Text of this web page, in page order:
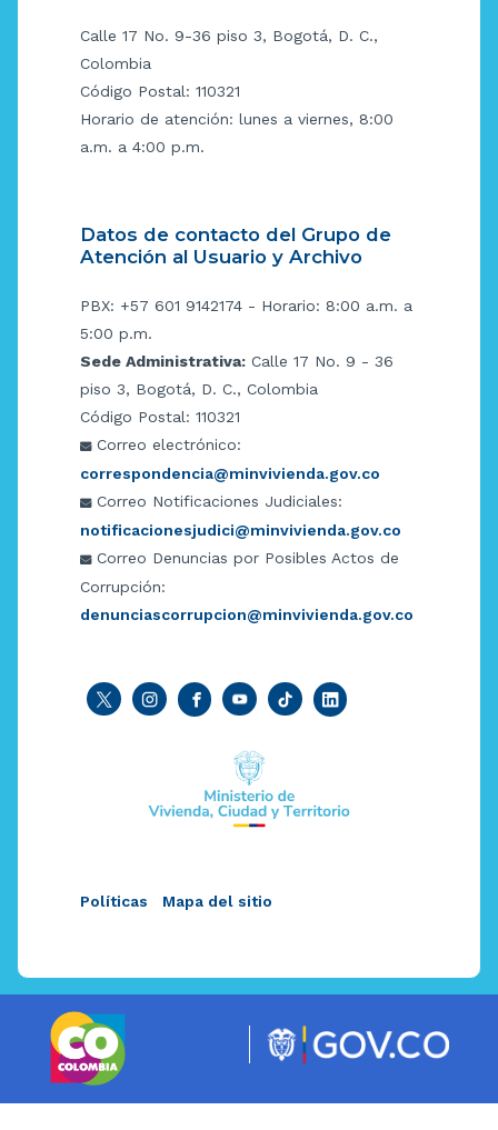
Calle 17 No. 9-36 piso 3, Bogotá, D. C.,
Colombia
Código Postal: 110321
Horario de atención: lunes a viernes, 8:00
a.m. a 4:00 p.m.
Datos de contacto del Grupo de
Atención al Usuario y Archivo
PBX: +57 601 9142174 - Horario: 8:00 a.m. a
5:00 p.m.
Sede Administrativa: Calle 17 No. 9 - 36
piso 3, Bogotá, D. C., Colombia
Código Postal: 110321
Correo electrónico:
correspondencia@minvivienda.gov.co
Correo Notificaciones Judiciales:
notificacionesjudici@minvivienda.gov.co
Correo Denuncias por Posibles Actos de
Corrupción:
denunciascorrupcion@minvivienda.gov.co
Políticas Mapa del sitio